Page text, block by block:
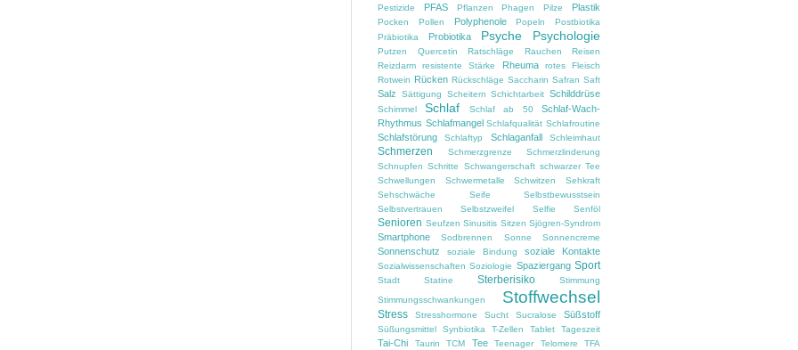
Pestizide
PFAS Pflanzen Phagen Pilze Plastik
Pocken Pollen Polyphenole Popeln
Postbiotika
Präbiotika
Probiotika Psyche Psychologie
Putzen Quercetin Ratschläge Rauchen
Reisen
Reizdarm
resistente Stärke Rheuma
rotes Fleisch
Rotwein Rücken Rückschläge Saccharin Safran Saft
Salz Sättigung Scheitern Schichtarbeit Schilddrüse
Schimmel Schlaf Schlaf ab 50
Schlaf-Wach-
Rhythmus Schlafmangel Schlafqualität Schlafroutine
Schlafstörung Schlaftyp Schlaganfall Schleimhaut
Schmerzen Schmerzgrenze
Schmerzlinderung
Schnupfen Schritte Schwangerschaft schwarzer Tee
Schwellungen
Schwermetalle Schwitzen
Sehkraft
Sehschwäche
Seife
Selbstbewusstsein
Selbstvertrauen
Selbstzweifel Selfie Senföl
Senioren Seufzen Sinusitis Sitzen Sjögren-Syndrom
Smartphone Sodbrennen Sonne Sonnencreme
Sonnenschutz soziale Bindung soziale Kontakte
Sozialwissenschaften Soziologie Spaziergang Sport
Stadt Statine Sterberisiko
Stimmung
Stimmungsschwankungen
Stoffwechsel
Stress Stresshormone Sucht Sucralose Süßstoff
Süßungsmittel Synbiotika T-Zellen Tablet Tageszeit
Tai-Chi Taurin TCM Tee Teenager Telomere TFA